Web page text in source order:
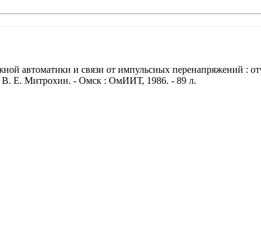
автоматики и связи от импульсных
В. Е. Митрохин. - Омск : ОмИИТ, 1986. - 89 л.